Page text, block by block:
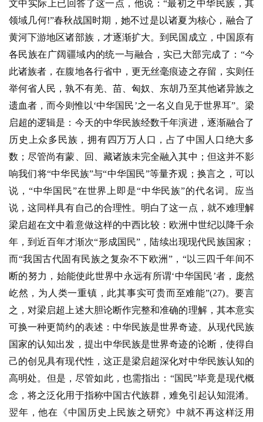
文中实际上已回答了这一点，他说：“最初之中华民族，其
领域几何!”春秋战国时期，她不过是以诸夏为核心，融合了
黄河下游地区诸部族，才逐渐扩大。到民国成立，中国原有
各民族在广阔疆域内的统一与融合，实已大部完成了：“今
此诸族者，在腹地各行省中，更无丝毫痕迹之存留，实则任
举何省人民，孰不有羌、苗、匈奴、东胡乃至其他诸异族之
遗血者，而今则惟以‘中华国民’之一名义自见于世界耳”。梁
启超的逻辑是：今天的中华民族经数千年演进，逐渐融合了
历史上众多民族，拥有四万万人口，占了中国人口绝大多
数；尽管尚有蒙、回、藏诸族未完全融入其中；但这并不影
响我们将“中华民族”与“中华国民”等量齐观；换言之，可以
说，“中华国民”在世界上即是“中华民族”的代名词。应当
说，这同样具有自己的合理性。明白了这一点，就不难理解
梁启超在文中着意做这样的中西比较：欧洲中世纪以降千余
年，到近百年才渐次“形成国民”，陆续出现现代民族国家；
而“我国古代固有民族之复杂不下欧洲”，“以三四千年间不
断的努力，始能使此世界中永远有所谓‘中华国民’者，庞然
屹然，为人类一重镇，此其事实可贵而至难能”(27)。要言
之，对梁启超上述大胆论断作完整和准确的理解，其本意实
可换一种更简约的表述：中华民族是世界奇迹。从现代民族
国家的认知出发，提出中华民族是世界奇迹的论断，使得自
己的创见具有现代性，这正是梁启超深化对中华民族认知的
高明处。但是，尽管如此，也需指出：“国民”毕竟是现代概
念，将之泛化用于指称中国古代族群，难免引起认知混淆。
翌年，他在《中国历史上民族之研究》中就不再这样泛用